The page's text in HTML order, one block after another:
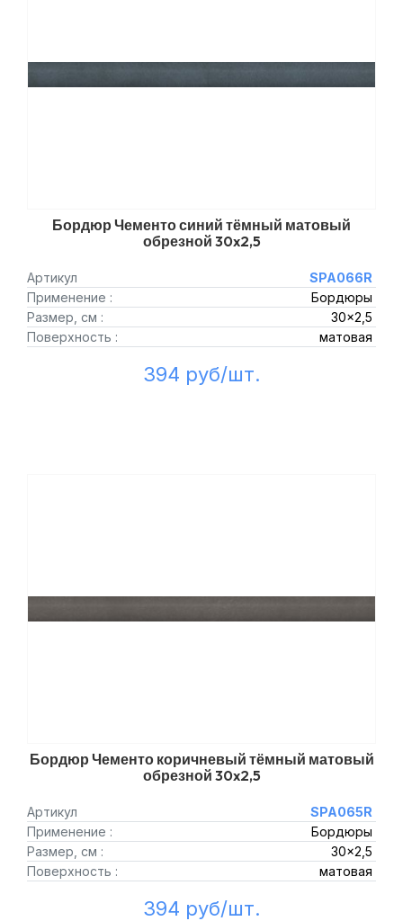
Бордюр Чементо синий тёмный матовый
обрезной 30x2,5
Артикул
SPA066R
Применение :
Бордюры
Размер, см :
30x2,5
Поверхность :
матовая
394 руб/шт.
Бордюр Чементо коричневый тёмный матовый
обрезной 30x2,5
Артикул
SPA065R
Применение :
Бордюры
Размер, см :
30x2,5
Поверхность :
матовая
394 руб/шт.